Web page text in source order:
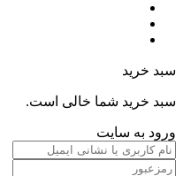
سبد خرید
سبد خرید شما خالی است.
ورود به سایت